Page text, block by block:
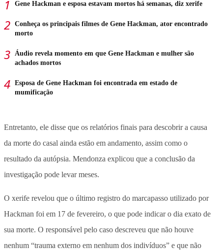
Gene Hackman e esposa estavam mortos há semanas, diz xerife
Conheça os principais filmes de Gene Hackman, ator encontrado
morto
Áudio revela momento em que Gene Hackman e mulher são
achados mortos
Esposa de Gene Hackman foi encontrada em estado de
mumificação
Entretanto, ele disse que os relatórios finais para descobrir a causa
da morte do casal ainda estão em andamento, assim como o
resultado da autópsia. Mendonza explicou que a conclusão da
investigação pode levar meses.
O xerife revelou que o último registro do marcapasso utilizado por
Hackman foi em 17 de fevereiro, o que pode indicar o dia exato de
sua morte. O responsável pelo caso descreveu que não houve
nenhum “trauma externo em nenhum dos indivíduos” e que não